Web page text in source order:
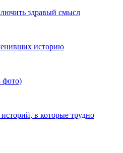
здравый смысл
историю
фото)
в которые трудно